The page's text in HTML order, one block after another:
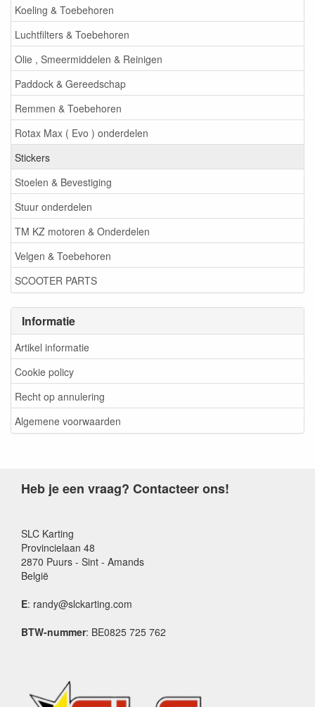
Koeling & Toebehoren
Luchtfilters & Toebehoren
Olie , Smeermiddelen & Reinigen
Paddock & Gereedschap
Remmen & Toebehoren
Rotax Max ( Evo ) onderdelen
Stickers
Stoelen & Bevestiging
Stuur onderdelen
TM KZ motoren & Onderdelen
Velgen & Toebehoren
SCOOTER PARTS
Informatie
Artikel informatie
Cookie policy
Recht op annulering
Algemene voorwaarden
Heb je een vraag? Contacteer ons!
SLC Karting
Provincielaan 48
2870 Puurs - Sint - Amands
België
E: randy@slckarting.com
BTW-nummer: BE0825 725 762